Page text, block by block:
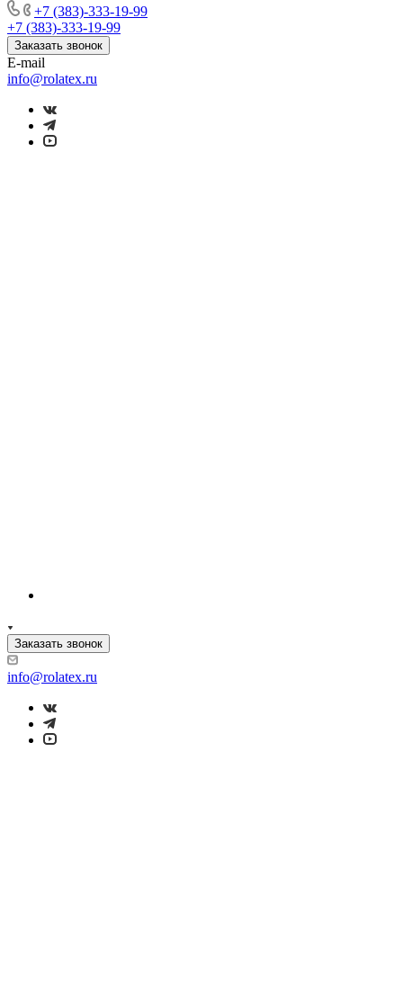
+7 (383)-333-19-99
+7 (383)-333-19-99
Заказать звонок
E-mail
info@rolatex.ru
Заказать звонок
info@rolatex.ru